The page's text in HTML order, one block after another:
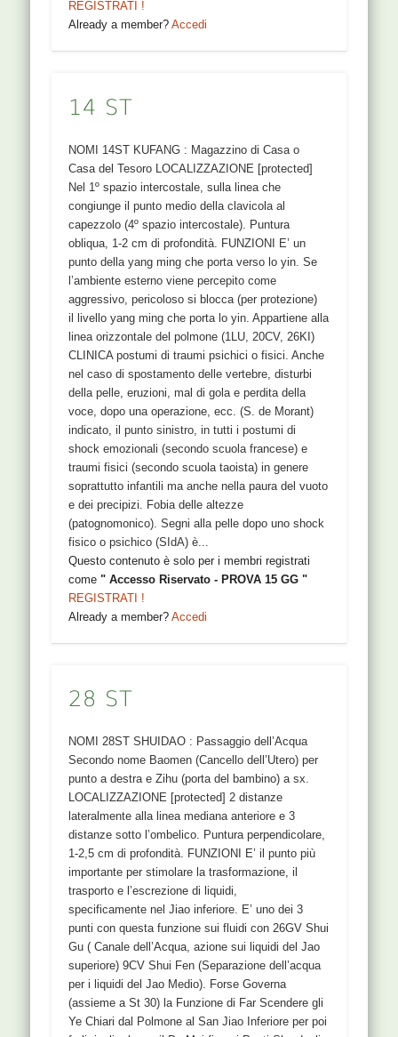
REGISTRATI !
Already a member?Accedi
14 ST
NOMI 14ST KUFANG : Magazzino di Casa o
Casa del Tesoro LOCALIZZAZIONE [protected]
Nel 1º spazio intercostale, sulla linea che
congiunge il punto medio della clavicola al
capezzolo (4º spazio intercostale). Puntura
obliqua, 1-2 cm di profondità. FUNZIONI E’ un
punto della yang ming che porta verso lo yin. Se
l’ambiente esterno viene percepito come
aggressivo, pericoloso si blocca (per protezione)
il livello yang ming che porta lo yin. Appartiene alla
linea orizzontale del polmone (1LU, 20CV, 26KI)
CLINICA postumi di traumi psichici o fisici. Anche
nel caso di spostamento delle vertebre, disturbi
della pelle, eruzioni, mal di gola e perdita della
voce, dopo una operazione, ecc. (S. de Morant)
indicato, il punto sinistro, in tutti i postumi di
shock emozionali (secondo scuola francese) e
traumi fisici (secondo scuola taoista) in genere
soprattutto infantili ma anche nella paura del vuoto
e dei precipizi. Fobia delle altezze
(patognomonico). Segni alla pelle dopo uno shock
fisico o psichico (SIdA) è...
Questo contenuto è solo per i membri registrati
come" Accesso Riservato - PROVA 15 GG "
REGISTRATI !
Already a member?Accedi
28 ST
NOMI 28ST SHUIDAO : Passaggio dell’Acqua
Secondo nome Baomen (Cancello dell’Utero) per
punto a destra e Zihu (porta del bambino) a sx.
LOCALIZZAZIONE [protected] 2 distanze
lateralmente alla linea mediana anteriore e 3
distanze sotto l’ombelico. Puntura perpendicolare,
1-2,5 cm di profondità. FUNZIONI E’ il punto più
importante per stimolare la trasformazione, il
trasporto e l’escrezione di liquidi,
specificamente nel Jiao inferiore. E’ uno dei 3
punti con questa funzione sui fluidi con 26GV Shui
Gu ( Canale dell’Acqua, azione sui liquidi del Jao
superiore) 9CV Shui Fen (Separazione dell’acqua
per i liquidi del Jao Medio). Forse Governa
(assieme a St 30) la Funzione di Far Scendere gli
Ye Chiari dal Polmone al San Jiao Inferiore per poi